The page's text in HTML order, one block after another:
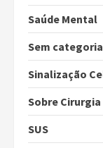
Saúde Mental
Sem categoria
Sinalização
Sobre Cirurgia
SUS